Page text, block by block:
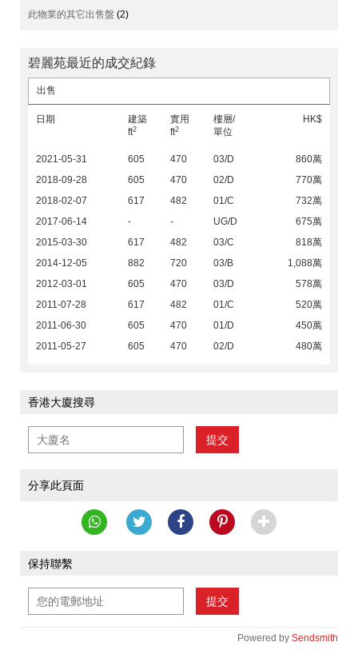
此物業的其它出售盤 (2)
碧麗苑最近的成交紀錄
出售
日期
建築
ft2
實用
ft2
樓層/
單位
HK$
2021-05-31 605 470 03/D
860萬
2018-09-28
605 470 02/D
770萬
2018-02-07
617 482 01/C
732萬
2017-06-14
- - UG/D
675萬
2015-03-30
617 482 03/C
818萬
2014-12-05
882 720 03/B
1,088萬
2012-03-01
605 470 03/D
578萬
2011-07-28
617 482 01/C
520萬
2011-06-30
605 470 01/D
450萬
2011-05-27
605 470 02/D 480萬
香港大廈搜尋
提交
分享此頁面
保持聯繫
提交
Powered by Sendsmith